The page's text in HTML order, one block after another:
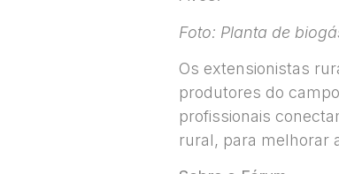
Foto: Planta de
Os extensionistas
produtores do
profissionais
rural, para melhorar